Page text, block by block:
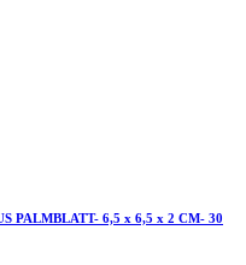
PALMBLATT- 6,5 x 6,5 x 2 CM- 30